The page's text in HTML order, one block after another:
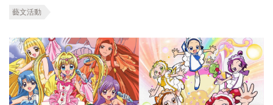
藝文活動